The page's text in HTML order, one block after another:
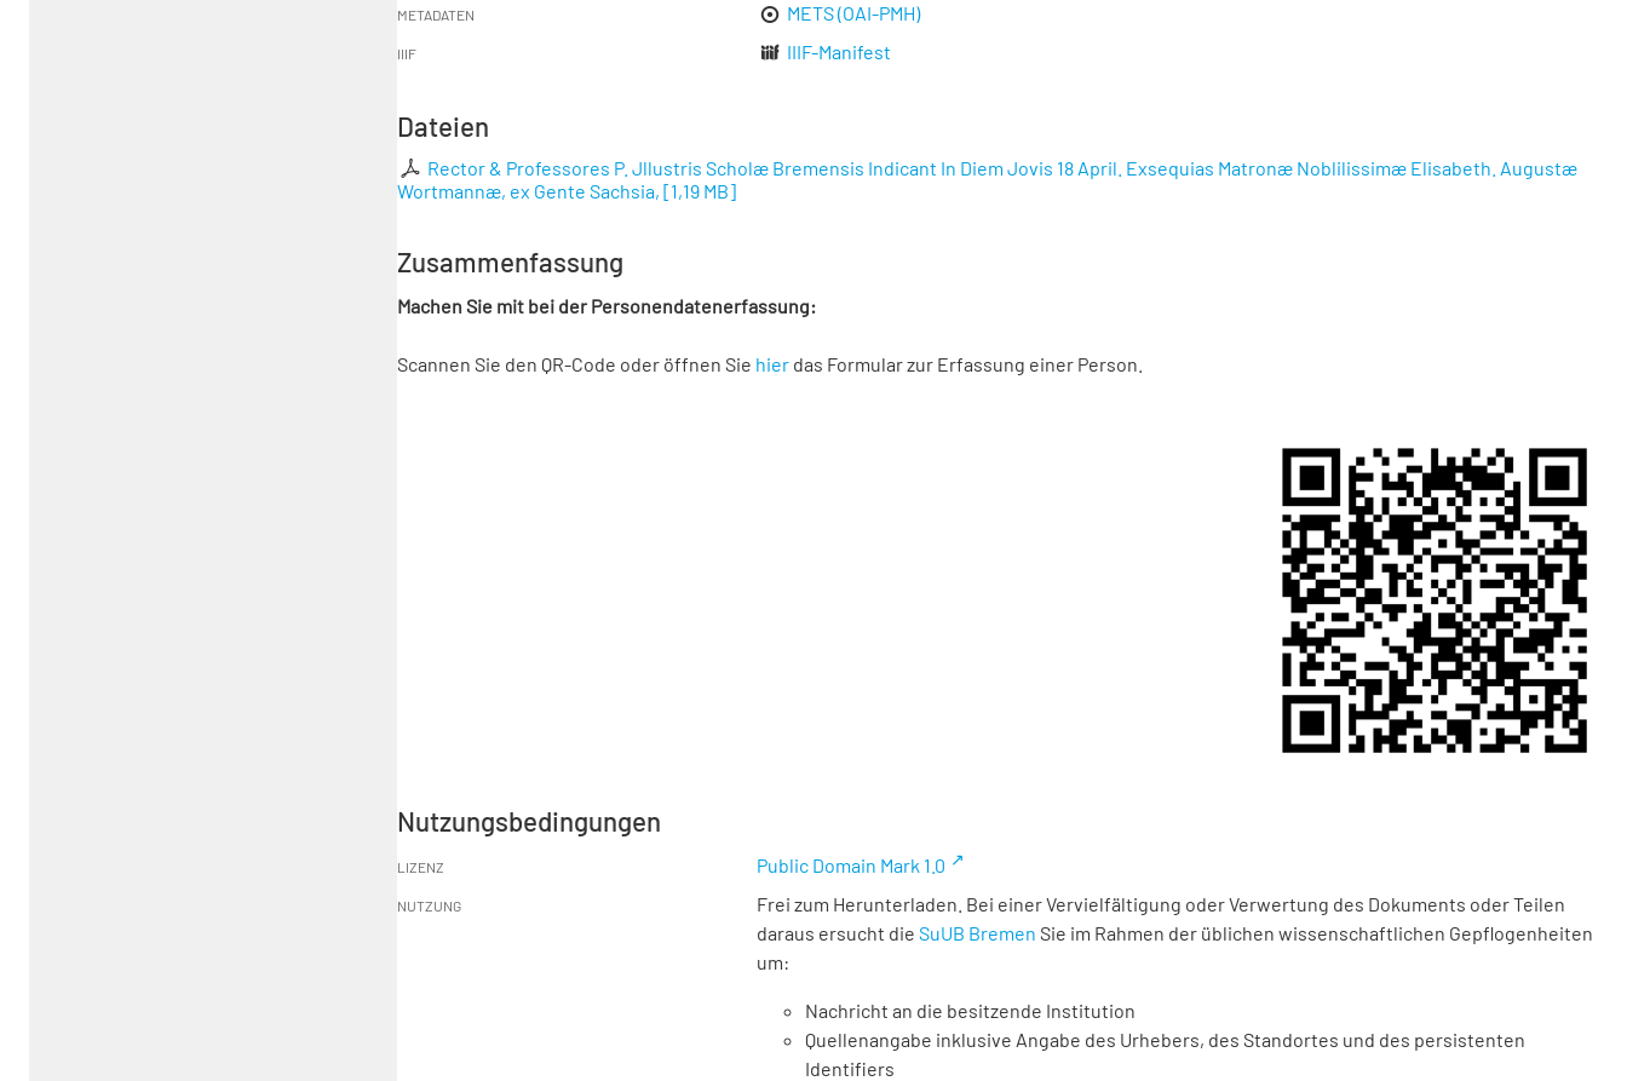
METADATEN METS (OAI-PMH)
IIIF IIIF-Manifest
Dateien
Rector & Professores P. Jllustris Scholæ Bremensis Indicant In Diem Jovis 18 April. Exsequias Matronæ Noblilissimæ Elisabeth. Augustæ
Wortmannæ, ex Gente Sachsia, [1,19 MB]
Zusammenfassung
Machen Sie mit bei der Personendatenerfassung:
Scannen Sie den QR-Code oder öffnen Sie hier das Formular zur Erfassung einer Person.
Nutzungsbedingungen
LIZENZ Public Domain Mark 1.0
NUTZUNG
Frei zum Herunterladen. Bei einer Vervielfältigung oder Verwertung des Dokuments oder Teilen
daraus ersucht die SuUB Bremen Sie im Rahmen der üblichen wissenschaftlichen Gepflogenheiten
um:
Nachricht an die besitzende Institution
Quellenangabe inklusive Angabe des Urhebers, des Standortes und des persistenten
Identifiers